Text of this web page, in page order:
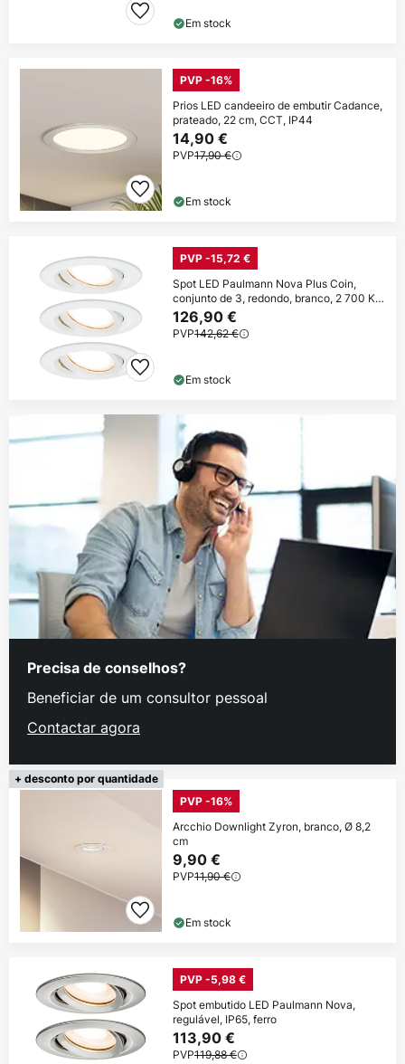
Em stock
PVP -16%
Prios LED candeeiro de embutir Cadance,
prateado, 22 cm, CCT, IP44
14,90 €
PVP17,90 €
Em stock
PVP -15,72 €
Spot LED Paulmann Nova Plus Coin,
conjunto de 3, redondo, branco, 2 700 K,
IP65
126,90 €
PVP142,62 €
Em stock
Precisa de conselhos?
Beneficiar de um consultor pessoal
Contactar agora
+ desconto por quantidade
PVP -16%
Arcchio Downlight Zyron, branco, Ø 8,2
cm
9,90 €
PVP11,90 €
Em stock
PVP -5,98 €
Spot embutido LED Paulmann Nova,
regulável, IP65, ferro
113,90 €
PVP119,88 €